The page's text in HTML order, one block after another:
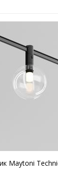
Maytoni